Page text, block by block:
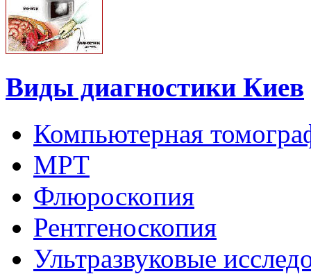
Виды диагностики Киев
Компьютерная
МРТ
Флюроскопия
Рентгеноскопия
Ультразвуковые